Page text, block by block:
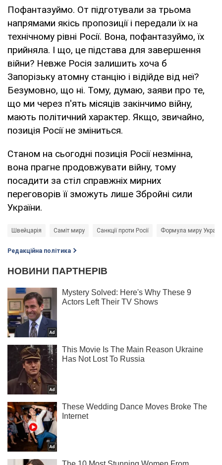
Пофантазуймо. От підготували за трьома
напрямами якісь пропозиції і передали їх на
технічному рівні Росії. Вона, пофантазуймо, їх
прийняла. І що, це підстава для завершення
війни? Невже Росія залишить хоча б
Запорізьку атомну станцію і відійде від неї?
Безумовно, що ні. Тому, думаю, заяви про те,
що ми через п'ять місяців закінчимо війну,
мають політичний характер. Якщо, звичайно,
позиція Росії не зміниться.
Станом на сьогодні позиція Росії незмінна,
вона прагне продовжувати війну, тому
посадити за стіл справжніх мирних
переговорів її зможуть лише Збройні сили
України.
Швейцарія Саміт миру Санкції проти Росії Формула миру
Редакційна політика